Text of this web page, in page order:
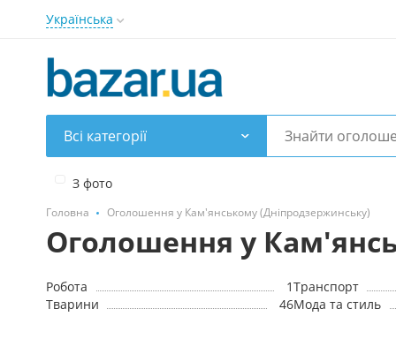
Українська
Всі категорії
З фото
Головна Оголошення у Кам'янському (Дніпродзержинську)
Оголошення у
Робота 1Транспорт
Тварини
46Мода та стиль